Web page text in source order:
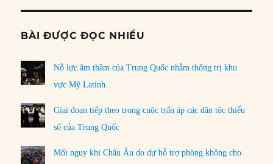
BÀI ĐƯỢC ĐỌC NHIỀU
Nỗ lực âm thầm của Trung Quốc nhằm thống trị khu
vực Mỹ Latinh
Giai đoạn tiếp theo trong cuộc trấn áp các dân tộc thiểu
số của Trung Quốc
Mối nguy khi Châu Âu do dự hỗ trợ phòng không cho